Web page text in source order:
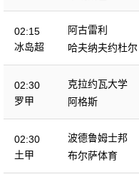
02:15
冰岛超
阿古雷利
哈夫纳夫约杜尔
02:30
罗甲
克拉约瓦大学
阿格斯
02:30
土甲
波德鲁姆士邦
布尔萨体育